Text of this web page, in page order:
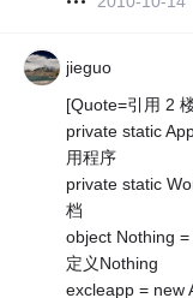
jieguo
[Quote=引用 2
private static
用程序
private static
档
object Nothing
定义Nothing
excleapp =